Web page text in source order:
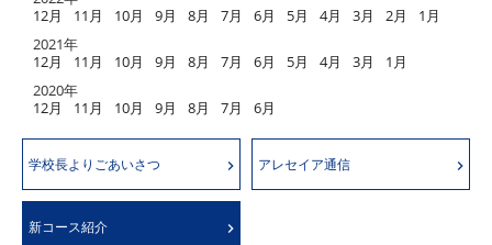
12月
11月 10月 9月 8月 7月 6月 5月 4月 3月 2月
1月
2021年
12月
11月 10月 9月 8月 7月 6月 5月 4月 3月
1月
2020年
12月
11月 10月 9月 8月 7月 6月
学校長よりごあいさつ アレセイア通信
新コース紹介